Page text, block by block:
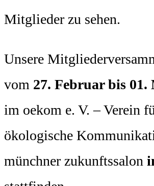
Unsere
vom 27. Februar bis 01.
im oekom e. V. – Verein
ökologische
münchner zukunftssalon